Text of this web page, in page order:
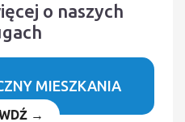
o naszych
MIESZKANIA
→